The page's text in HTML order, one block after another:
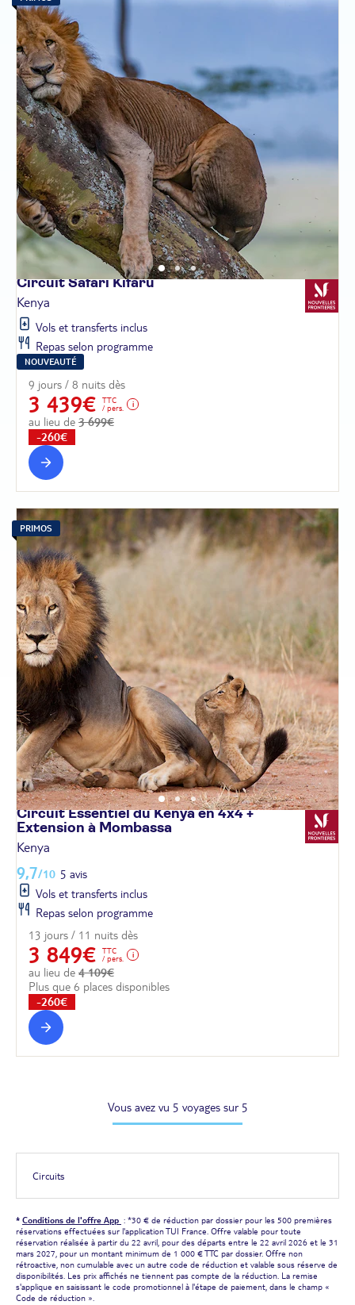
Circuit SafariKifaru
Kenya
Vols et transferts inclus
Repas selon programme
NOUVEAUTÉ
9 jours / 8 nuits dès
3 439€
TTC
/ pers.
au lieu de 3 699€
-260€
PRIMOS
Circuit Essentiel du Kenya en 4x4 +
Extension à Mombassa
Kenya
9,7/10 5 avis
Vols et transferts inclus
Repas selon programme
13 jours / 11 nuits dès
3 849€
TTC
/ pers.
au lieu de 4 109€
Plus que 6 places disponibles
-260€
Vous avez vu 5 voyages sur 5
Circuits
* Conditions de l'offre App : *30 € de réduction par dossier pour les 500 premières
réservations effectuées sur l'application TUI France. Offre valable pour toute
réservation réalisée à partir du 22 avril, pour des départs entre le 22 avril 2026 et le 31
mars 2027, pour un montant minimum de 1 000 € TTC par dossier. Offre non
rétroactive, non cumulable avec un autre code de réduction et valable sous réserve de
disponibilités. Les prix affichés ne tiennent pas compte de la réduction. La remise
s'applique en saisissant le code promotionnel à l'étape de paiement, dans le champ «
Code de réduction ».